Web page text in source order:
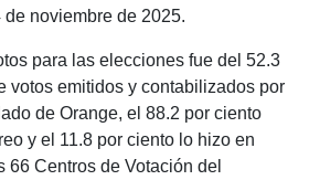
noviembre de 2025.
para las elecciones fue del 52.3
votos emitidos y contabilizados por
de Orange, el 88.2 por ciento
y el 11.8 por ciento lo hizo en
66 Centros de Votación del